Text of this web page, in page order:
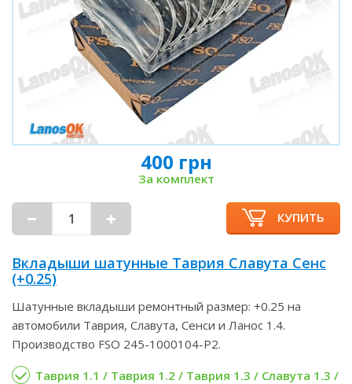
400 грн
За комплект
КУПИТЬ
Вкладыши шатунные Таврия Славута Сенс
(+0.25)
Шатунные вкладыши ремонтный размер: +0.25 на
автомобили Таврия, Славута, Сенси и Ланос 1.4.
Производство FSO 245-1000104-P2.
Таврия 1.1 / Таврия 1.2 / Таврия 1.3 / Славута 1.3 /